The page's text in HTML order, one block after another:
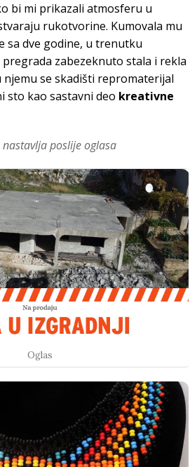
bi mi prikazali atmosferu u
rukotvorine. Kumovala mu
sa dve godine, u trenutku
zabezeknuto stala i rekla
njemu se skadišti repromaterijal
sto kao sastavni deo kreativne
nastavlja poslije oglasa
Oglas